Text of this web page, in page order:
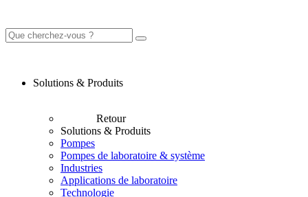
Solutions & Produits
Retour
Solutions & Produits
Pompes
Pompes de laboratoire & système
Industries
Applications de laboratoire
Technologie